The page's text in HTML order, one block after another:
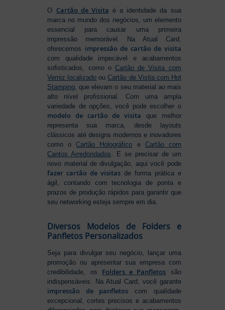
O Cartão de Visita é a identidade da sua
marca no mundo dos negócios, um elemento
essencial para causar uma primeira
impressão memorável. Na Atual Card,
oferecemos impressão de cartão de visita
com qualidade impecável e acabamentos
sofisticados, como o Cartão de Visita com
Verniz localizado ouCartão de Visita com Hot
Stamping, que elevam o seu material ao mais
alto nível profissional. Com uma ampla
variedade de opções, você pode escolher o
modelo de cartão de visita que melhor
representa sua marca, desde layouts
clássicos até designs modernos e inovadores
como oCartão Holográfico e Cartão com
Cantos Arredondados. E se precisar de um
novo material de divulgação, aqui você pode
fazer cartão de visitas de forma prática e
ágil, contando com tecnologia de ponta e
prazos de produção rápidos para garantir que
seu networking esteja sempre em dia.
Diversos Modelos de Folders e
Panfletos Personalizados
Seja para divulgar seu negócio, lançar uma
promoção ou apresentar sua empresa com
credibilidade, os Folders e Panfletos são
indispensáveis. Na Atual Card, você garante
impressão de panfletos com qualidade
excepcional, cortes precisos e acabamentos